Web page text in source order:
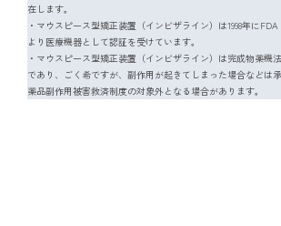
在します。
・マウスピース型矯正装置（インビザライン）は1998年に
より医療機器として認証を受けています。
・マウスピース型矯正装置（インビザライン）は完成物薬機
であり、ごく希ですが、副作用が起きてしまった場合などは
薬品副作用被害救済制度の対象外となる場合があります。